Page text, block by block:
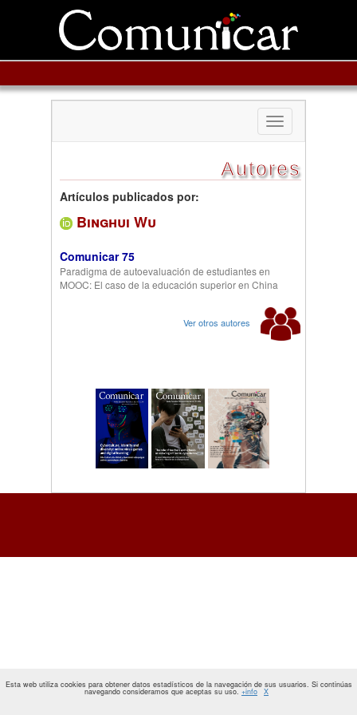
Toggle
navigation
Autores
Artículos publicados por:
Binghui Wu
Comunicar 75
Paradigma de autoevaluación de estudiantes en
MOOC: El caso de la educación superior en China
Ver otros autores
Esta web utiliza cookies para obtener datos estadísticos de la navegación de sus usuarios. Si continúas
navegando consideramos que aceptas su uso. +info X